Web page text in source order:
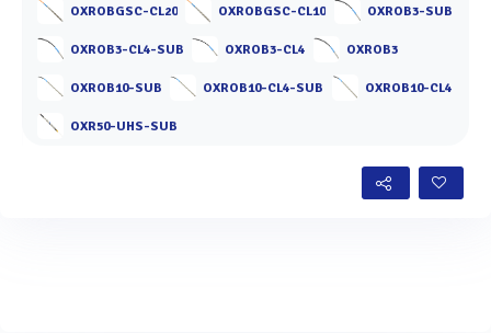
OXROBGSC-CL20 OXROBGSC-CL10 OXROB3-SUB
OXROB3-CL4-SUB OXROB3-CL4 OXROB3
OXROB10-SUB OXROB10-CL4-SUB OXROB10-CL4
OXR50-UHS-SUB